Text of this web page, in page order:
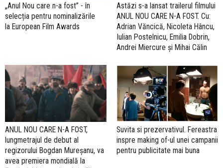
„Anul Nou care n-a fost” - în
selecția pentru nominalizările
la European Film Awards
Astăzi s-a lansat trailerul filmului
ANUL NOU CARE N-A FOST. Cu:
Adrian Văncică, Nicoleta Hâncu,
Iulian Postelnicu, Emilia Dobrin,
Andrei Miercure și Mihai Călin
ANUL NOU CARE N-A FOST,
lungmetrajul de debut al
regizorului Bogdan Mureșanu, va
avea premiera mondială la
Suvita si prezervativul. Fereastra
inspre making of-ul unei campanii
pentru publicitate mai buna